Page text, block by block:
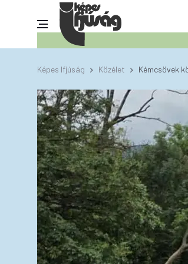
Képes Ifjúság Közélet Kémcsövek